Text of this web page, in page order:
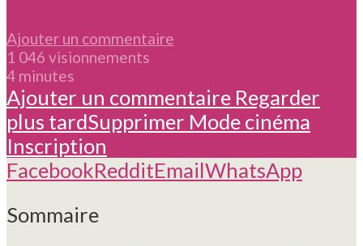
Ajouter un commentaire
1 046 visionnements
4 minutes
Ajouter un commentaire Regarder
plus tardSupprimer Mode cinéma
Inscription
FacebookRedditEmailWhatsApp
Sommaire